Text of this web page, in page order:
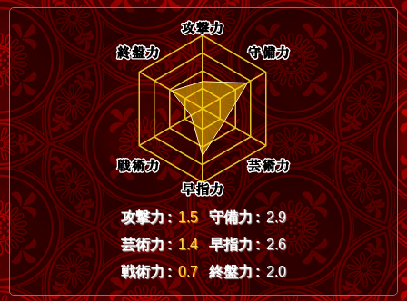
攻撃力 : 1.5 守備力 : 2.9
芸術力 : 1.4 早指力 : 2.6
戦術力 : 0.7 終盤力 : 2.0